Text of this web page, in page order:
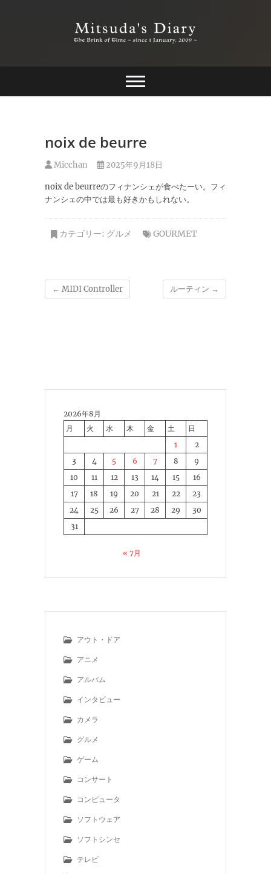
Mitsuda's Diary
noix de beurre
Micchan 2025年9月18日
noix de beurreのフィナンシェが食べたーい。フィ
ナンシェの中では最も好きかもしれない。
カテゴリー: グルメ GOURMET
← MIDI Controller ルーティン →
2026年8月
月
火 水 木 金 土
日
1
2
3
4 5 6 7 8
9
10
11 12 13 14 15
16
17
18 19 20 21 22
23
24
25 26 27 28 29
30
31
« 7月
アウト・ドア
アニメ
アルバム
インタビュー
カメラ
グルメ
ゲーム
コンサート
コンピュータ
ソフトウェア
ソフトシンセ
テレビ